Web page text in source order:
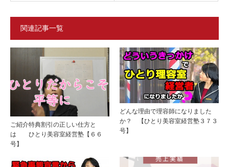
関連記事一覧
ご紹介特典割引の正しい仕方と
は ひとり美容室経営塾【６６
号】
どんな理由で理容師になりました
か？ 【ひとり美容室経営塾３７３
号】